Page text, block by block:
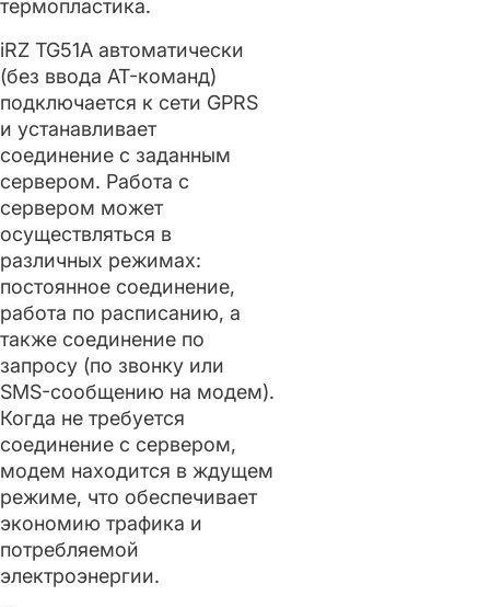
термопластика.
iRZ TG51A автоматически
(без ввода AT-команд)
подключается к сети GPRS
и устанавливает
соединение с заданным
сервером. Работа с
сервером может
осуществляться в
различных режимах:
постоянное соединение,
работа по расписанию, а
также соединение по
запросу (по звонку или
SMS-сообщению на модем).
Когда не требуется
соединение с сервером,
модем находится в ждущем
режиме, что обеспечивает
экономию трафика и
потребляемой
электроэнергии.